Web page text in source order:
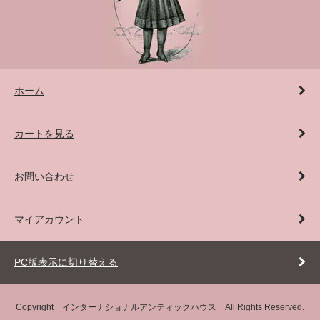
ホーム
カートを見る
お問い合わせ
マイアカウント
PC版表示に切り替える
Copyright インターナショナルアンティックハウス All Rights Reserved.